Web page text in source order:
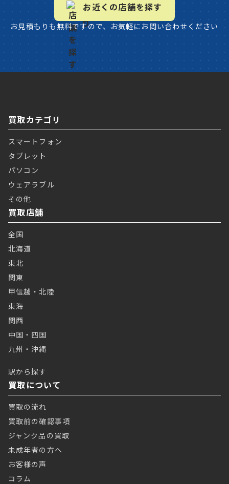
お近くの店舗を探す
お見積もりも無料ですので、お気軽にお問い合わせください
買取カテゴリ
スマートフォン
タブレット
パソコン
ウェアラブル
その他
買取店舗
全国
北海道
東北
関東
甲信越・北陸
東海
関西
中国・四国
九州・沖縄
駅から探す
買取について
買取の流れ
買取前の確認事項
ジャンク品の買取
未成年者の方へ
お客様の声
コラム